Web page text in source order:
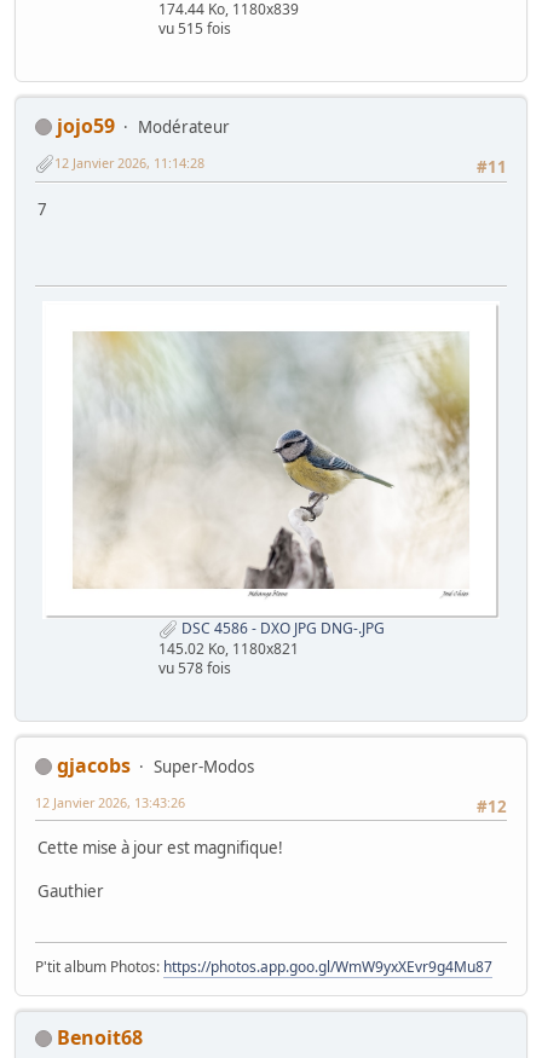
174.44 Ko, 1180x839
vu 515 fois
jojo59
Modérateur
#11
12 Janvier 2026, 11:14:28
7
DSC 4586 - DXO JPG DNG-.JPG
145.02 Ko, 1180x821
vu 578 fois
gjacobs
Super-Modos
#12
12 Janvier 2026, 13:43:26
Cette mise à jour est magnifique!
Gauthier
P'tit album Photos: https://photos.app.goo.gl/WmW9yxXEvr9g4Mu87
Benoit68